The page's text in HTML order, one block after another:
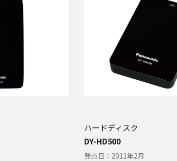
ハードディスク
DY-HD500
発売日： 2011年2月